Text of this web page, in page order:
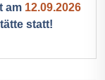
am 12.09.2026
statt!